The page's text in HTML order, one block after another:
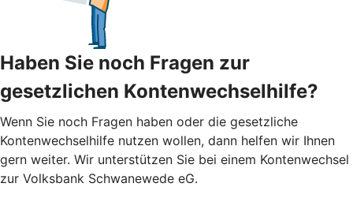
Haben Sie noch Fragen zur
gesetzlichen Kontenwechselhilfe?
Wenn Sie noch Fragen haben oder die gesetzliche
Kontenwechselhilfe nutzen wollen, dann helfen wir Ihnen
gern weiter. Wir unterstützen Sie bei einem Kontenwechsel
zur Volksbank Schwanewede eG.